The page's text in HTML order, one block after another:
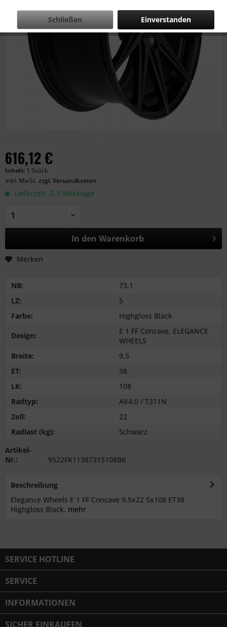
616,12 €
Inhalt: 1 Stück
inkl. MwSt. zzgl. Versandkosten
Lieferzeit: 2-3 Werktage
In den Warenkorb
Merken
NB:
73,1
LZ:
5
Farbe:
Highgloss Black
Design:
E 1 FF Concave, ELEGANCE
WHEELS
Breite:
9,5
ET:
38
LK:
108
Radtyp:
AV4.0 / T311N
Zoll:
22
Radlast (kg):
Schwarz
Artikel-
Nr.:
9522FK11387315108BK
Beschreibung
Elegance Wheels E 1 FF Concave 9,5x22 5x108 ET38
Highgloss Black. mehr
SERVICE HOTLINE
SERVICE
INFORMATIONEN
SICHER EINKAUFEN
Einverstanden
Schließen